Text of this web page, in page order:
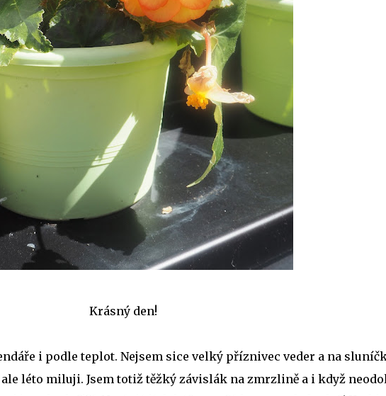
Krásný den!
i podle teplot. Nejsem sice velký příznivec veder a na
léto miluji. Jsem totiž těžký závislák na zmrzlině a i když